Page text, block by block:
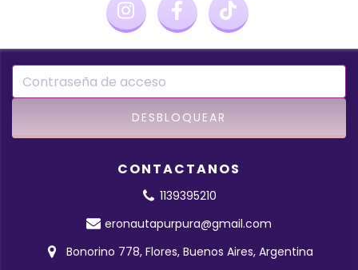
CONTACTANOS
1139395210
eronautapurpura@gmail.com
Bonorino 778, Flores, Buenos Aires, Argentina